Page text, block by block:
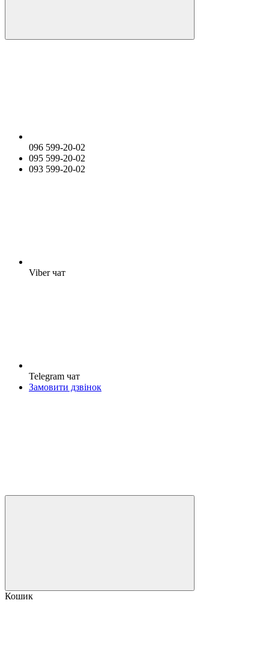
096 599-20-02
095 599-20-02
093 599-20-02
Viber чат
Telegram чат
Замовити дзвінок
Кошик